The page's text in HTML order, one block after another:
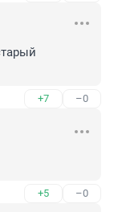
+7 –0
+5 –0